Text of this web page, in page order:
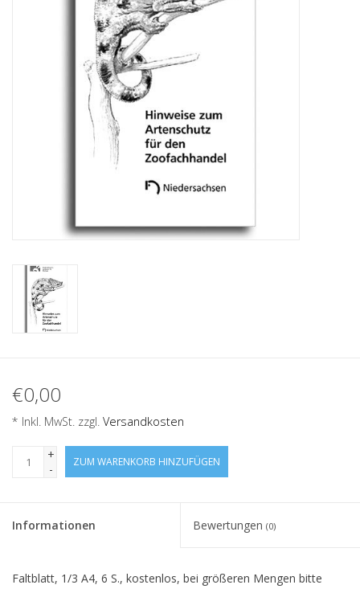
€0,00
* Inkl. MwSt. zzgl. Versandkosten
+
-
ZUM WARENKORB HINZUFÜGEN
Informationen Bewertungen (0)
Faltblatt, 1/3 A4, 6 S., kostenlos, bei größeren Mengen bitte